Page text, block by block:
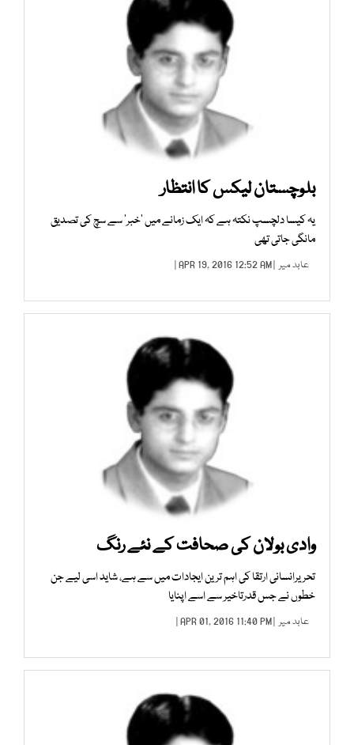
بلوچستان لیکس کا انتظار
یہ کیسا دلچسپ نکتہ ہے کہ ایک زمانے میں ’خبر‘ سے سچ کی تصدیق
مانگی جاتی تھی
عابد میر | APR 19, 2016 12:52 AM |
وادی بولان کی صحافت کے نئے رنگ
تحریرانسانی ارتقا کی اہم ترین ایجادات میں سے ہے، شاید اسی لیے جن
خطوں نے جس قدرتاخیر سے اسے اپنایا
عابد میر | APR 01, 2016 11:40 PM |